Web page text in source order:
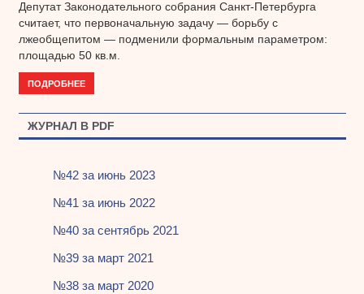
Депутат Законодательного собрания Санкт-Петербурга
считает, что первоначальную задачу — борьбу с
лжеобщепитом — подменили формальным параметром:
площадью 50 кв.м.
ПОДРОБНЕЕ
ЖУРНАЛ В PDF
№42 за июнь 2023
№41 за июнь 2022
№40 за сентябрь 2021
№39 за март 2021
№38 за март 2020